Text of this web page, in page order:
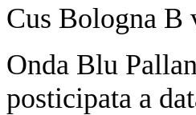
Cus Bologna
Onda Blu
posticipata a